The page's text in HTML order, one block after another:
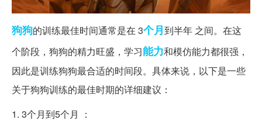
狗狗的训练最佳时间通常是在 3个月到半年 之间。在这
个阶段，狗狗的精力旺盛，学习能力和模仿能力都很强，
因此是训练狗狗最合适的时间段。具体来说，以下是一些
关于狗狗训练的最佳时期的详细建议：
1. 3个月到5个月 ：